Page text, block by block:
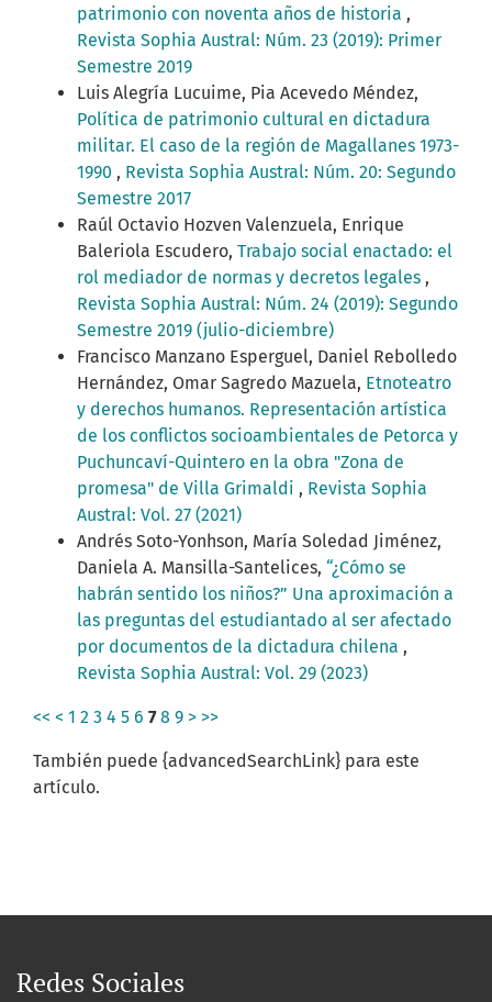
patrimonio con noventa años de historia ,
Revista Sophia Austral: Núm. 23 (2019): Primer
Semestre 2019
Luis Alegría Lucuime, Pia Acevedo Méndez,
Política de patrimonio cultural en dictadura
militar. El caso de la región de Magallanes 1973-
1990 , Revista Sophia Austral: Núm. 20: Segundo
Semestre 2017
Raúl Octavio Hozven Valenzuela, Enrique
Baleriola Escudero, Trabajo social enactado: el
rol mediador de normas y decretos legales ,
Revista Sophia Austral: Núm. 24 (2019): Segundo
Semestre 2019 (julio-diciembre)
Francisco Manzano Esperguel, Daniel Rebolledo
Hernández, Omar Sagredo Mazuela, Etnoteatro
y derechos humanos. Representación artística
de los conflictos socioambientales de Petorca y
Puchuncaví-Quintero en la obra "Zona de
promesa" de Villa Grimaldi , Revista Sophia
Austral: Vol. 27 (2021)
Andrés Soto-Yonhson, María Soledad Jiménez,
Daniela A. Mansilla-Santelices, “¿Cómo se
habrán sentido los niños?” Una aproximación a
las preguntas del estudiantado al ser afectado
por documentos de la dictadura chilena ,
Revista Sophia Austral: Vol. 29 (2023)
<< < 1 2 3 4 5 6 7 8 9 > >>
También puede {advancedSearchLink} para este
artículo.
Redes Sociales